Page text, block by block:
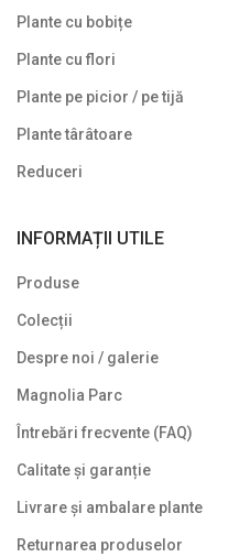
Plante cu bobițe
Plante cu flori
Plante pe picior / pe tijă
Plante târâtoare
Reduceri
INFORMAȚII UTILE
Produse
Colecții
Despre noi / galerie
Magnolia Parc
Întrebări frecvente (FAQ)
Calitate și garanție
Livrare și ambalare plante
Returnarea produselor